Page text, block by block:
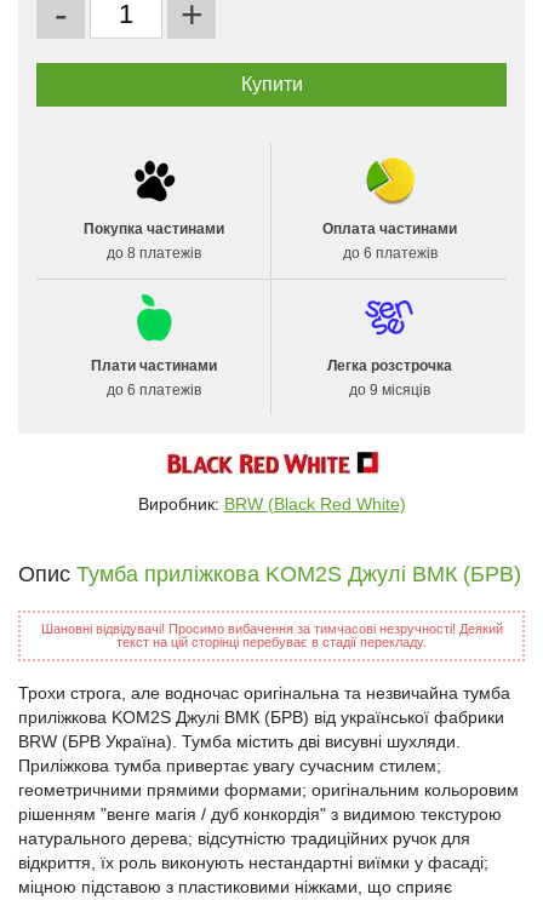
- +
Покупка частинами
до 8 платежів
Оплата частинами
до 6 платежів
Плати частинами
до 6 платежів
Легка розстрочка
до 9 місяців
Виробник: BRW (Black Red White)
Опис Тумба приліжкова KOM2S Джулі ВМК (БРВ)
Шановні відвідувачі! Просимо вибачення за тимчасові незручності! Деякий
текст на цій сторінці перебуває в стадії перекладу.
Трохи строга, але водночас оригінальна та незвичайна тумба
приліжкова KOM2S Джулі ВМК (БРВ) від української фабрики
BRW (БРВ Україна). Тумба містить дві висувні шухляди.
Приліжкова тумба привертає увагу сучасним стилем;
геометричними прямими формами; оригінальним кольоровим
рішенням "венге магія / дуб конкордія" з видимою текстурою
натурального дерева; відсутністю традиційних ручок для
відкриття, їх роль виконують нестандартні виїмки у фасаді;
міцною підставою з пластиковими ніжками, що сприяє